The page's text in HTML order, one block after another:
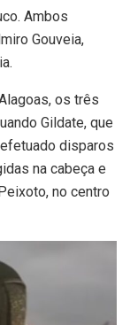
Ambos
Gouveia,
os três
Gildate, que
disparos
na cabeça e
no centro